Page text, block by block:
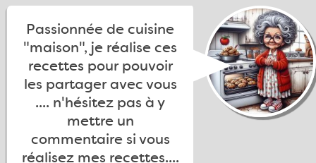
Passionnée de cuisine
"maison", je réalise ces
recettes pour pouvoir
les partager avec vous
.... n'hésitez pas à y
mettre un
commentaire si vous
réalisez mes recettes....